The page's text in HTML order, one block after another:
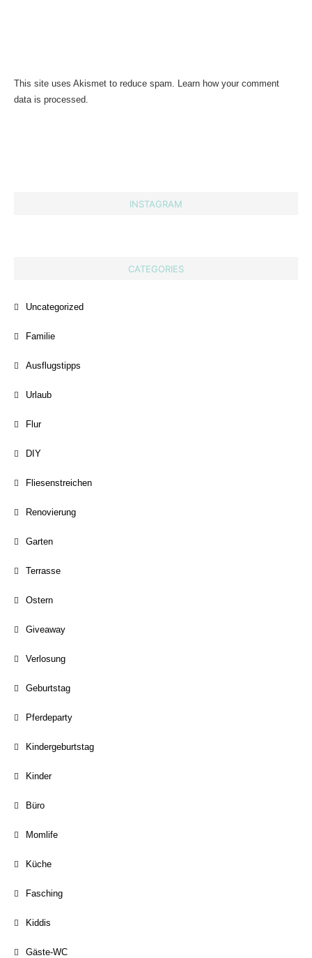
This site uses Akismet to reduce spam. Learn how your comment
data is processed.
INSTAGRAM
CATEGORIES
Uncategorized
Familie
Ausflugstipps
Urlaub
Flur
DIY
Fliesenstreichen
Renovierung
Garten
Terrasse
Ostern
Giveaway
Verlosung
Geburtstag
Pferdeparty
Kindergeburtstag
Kinder
Büro
Momlife
Küche
Fasching
Kiddis
Gäste-WC